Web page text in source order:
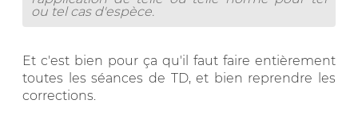
ou tel cas d'espèce.
Et c'est bien pour ça qu'il faut faire entièrement
toutes les séances de TD, et bien reprendre les
corrections.